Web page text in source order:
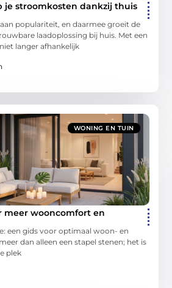
je stroomkosten dankzij thuis
populariteit, en daarmee groeit de
laadoplossing bij huis. Met een
langer afhankelijk
WONING EN TUIN
meer wooncomfort en
een gids voor optimaal woon- en
dan alleen een stapel stenen; het is
plek